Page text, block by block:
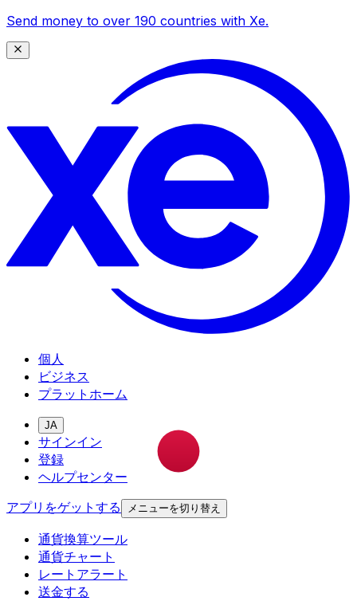
Send money to over 190 countries with Xe.
個人
ビジネス
プラットホーム
JA
サインイン
登録
ヘルプセンター
アプリをゲットする
メニューを切り替え
通貨換算ツール
通貨チャート
レートアラート
送金する